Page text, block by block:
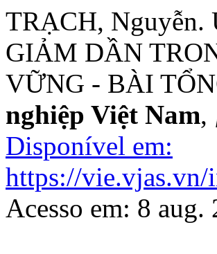
TRẠCH,
GIẢM DẦN
VỮNG - BÀI
nghiệp Việt Nam,
Disponível em:
https://
Acesso em: 8 aug.